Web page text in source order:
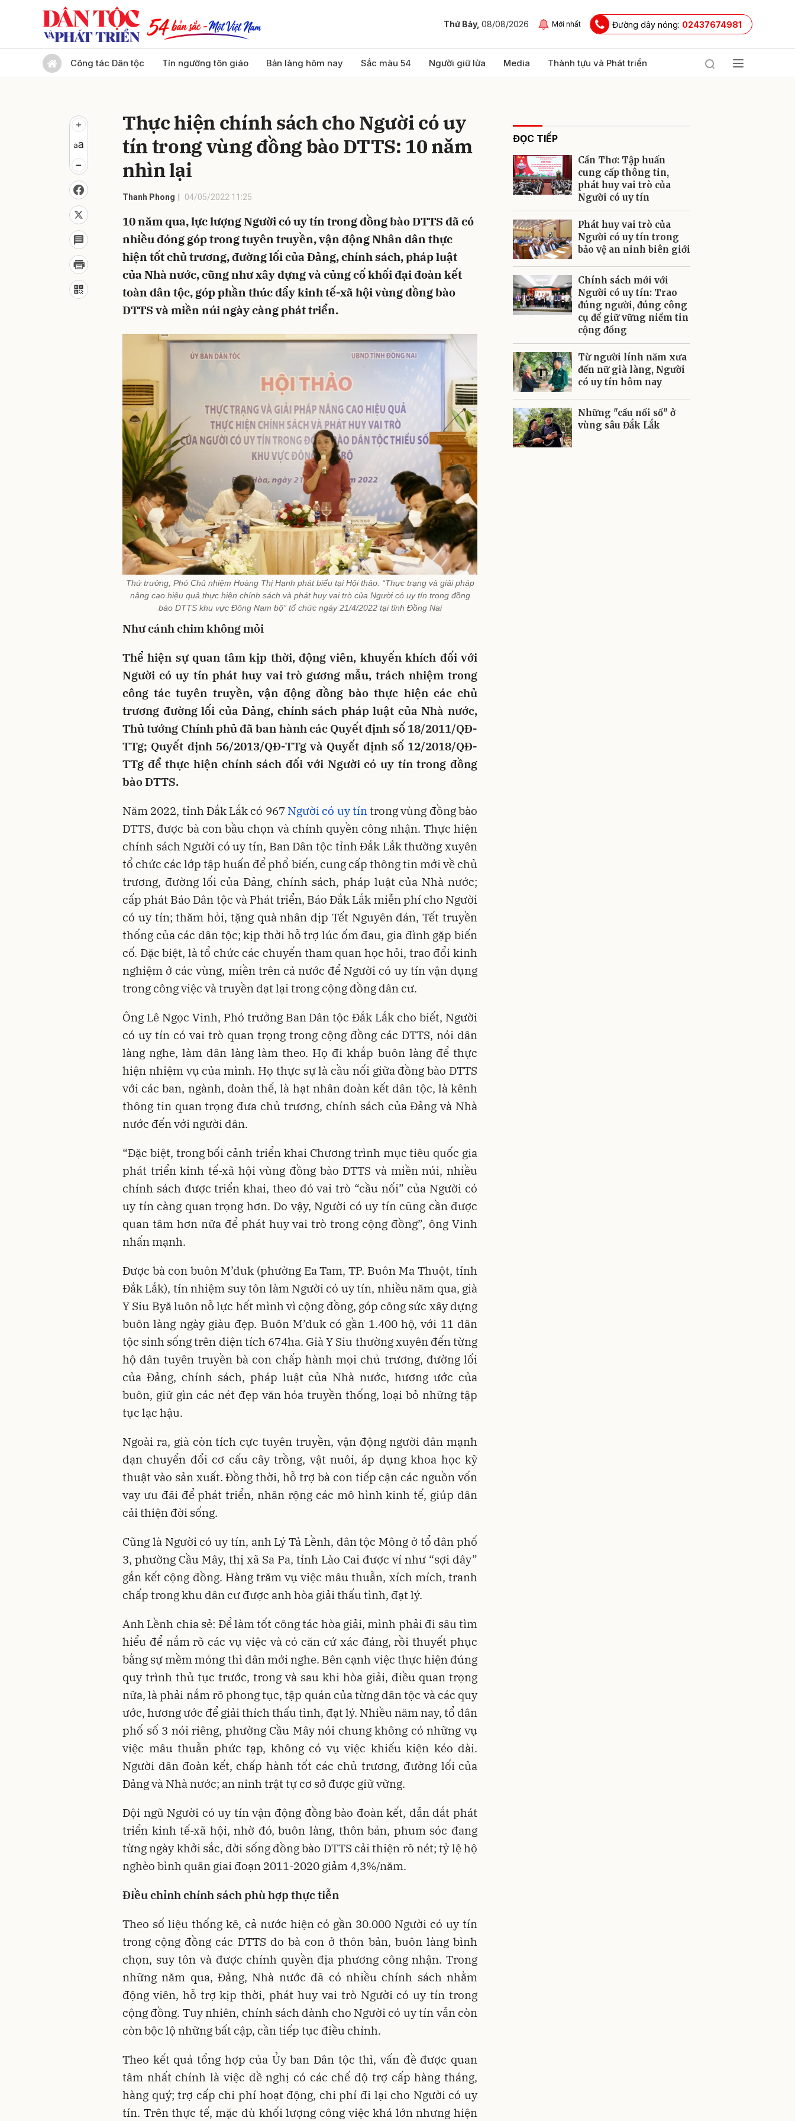
Thứ Bảy, 08/08/2026 Mới nhất Đường dây nóng: 02437674981
Công tác Dân tộc Tín ngưỡng tôn giáo Bản làng hôm nay Sắc màu 54 Người giữ lửa Media Thành tựu và Phát triển
Thực hiện chính sách cho Người có uy
tín trong vùng đồng bào DTTS: 10 năm
nhìn lại
Thanh Phong 04/05/2022 11:25
10 năm qua, lực lượng Người có uy tín trong đồng bào DTTS đã có
nhiều đóng góp trong tuyên truyền, vận động Nhân dân thực
hiện tốt chủ trương, đường lối của Đảng, chính sách, pháp luật
của Nhà nước, cũng như xây dựng và củng cố khối đại đoàn kết
toàn dân tộc, góp phần thúc đẩy kinh tế-xã hội vùng đồng bào
DTTS và miền núi ngày càng phát triển.
Thứ trưởng, Phó Chủ nhiệm Hoàng Thị Hạnh phát biểu tại Hội thảo: “Thực trạng và giải pháp
nâng cao hiệu quả thực hiện chính sách và phát huy vai trò của Người có uy tín trong đồng
bào DTTS khu vực Đông Nam bộ” tổ chức ngày 21/4/2022 tại tỉnh Đồng Nai
Như cánh chim không mỏi
Thể hiện sự quan tâm kịp thời, động viên, khuyến khích đối với
Người có uy tín phát huy vai trò gương mẫu, trách nhiệm trong
công tác tuyên truyền, vận động đồng bào thực hiện các chủ
trương đường lối của Đảng, chính sách pháp luật của Nhà nước,
Thủ tướng Chính phủ đã ban hành các Quyết định số 18/2011/QĐ-
TTg; Quyết định 56/2013/QĐ-TTg và Quyết định số 12/2018/QĐ-
TTg để thực hiện chính sách đối với Người có uy tín trong đồng
bào DTTS.
Năm 2022, tỉnh Đắk Lắk có 967 Người có uy tíntrong vùng đồng bào
DTTS, được bà con bầu chọn và chính quyền công nhận. Thực hiện
chính sách Người có uy tín, Ban Dân tộc tỉnh Đắk Lắk thường xuyên
tổ chức các lớp tập huấn để phổ biến, cung cấp thông tin mới về chủ
trương, đường lối của Đảng, chính sách, pháp luật của Nhà nước;
cấp phát Báo Dân tộc và Phát triển, Báo Đắk Lắk miễn phí cho Người
có uy tín; thăm hỏi, tặng quà nhân dịp Tết Nguyên đán, Tết truyền
thống của các dân tộc; kịp thời hỗ trợ lúc ốm đau, gia đình gặp biến
cố. Đặc biệt, là tổ chức các chuyến tham quan học hỏi, trao đổi kinh
nghiệm ở các vùng, miền trên cả nước để Người có uy tín vận dụng
trong công việc và truyền đạt lại trong cộng đồng dân cư.
Ông Lê Ngọc Vinh, Phó trưởng Ban Dân tộc Đắk Lắk cho biết, Người
có uy tín có vai trò quan trọng trong cộng đồng các DTTS, nói dân
làng nghe, làm dân làng làm theo. Họ đi khắp buôn làng để thực
hiện nhiệm vụ của mình. Họ thực sự là cầu nối giữa đồng bào DTTS
với các ban, ngành, đoàn thể, là hạt nhân đoàn kết dân tộc, là kênh
thông tin quan trọng đưa chủ trương, chính sách của Đảng và Nhà
nước đến với người dân.
“Đặc biệt, trong bối cảnh triển khai Chương trình mục tiêu quốc gia
phát triển kinh tế-xã hội vùng đồng bào DTTS và miền núi, nhiều
chính sách được triển khai, theo đó vai trò “cầu nối” của Người có
uy tín càng quan trọng hơn. Do vậy, Người có uy tín cũng cần được
quan tâm hơn nữa để phát huy vai trò trong cộng đồng”, ông Vinh
nhấn mạnh.
Được bà con buôn M’duk (phường Ea Tam, TP. Buôn Ma Thuột, tỉnh
Đắk Lắk), tín nhiệm suy tôn làm Người có uy tín, nhiều năm qua, già
Y Siu Byă luôn nỗ lực hết mình vì cộng đồng, góp công sức xây dựng
buôn làng ngày giàu đẹp. Buôn M’duk có gần 1.400 hộ, với 11 dân
tộc sinh sống trên diện tích 674ha. Già Y Siu thường xuyên đến từng
hộ dân tuyên truyền bà con chấp hành mọi chủ trương, đường lối
của Đảng, chính sách, pháp luật của Nhà nước, hương ước của
buôn, giữ gìn các nét đẹp văn hóa truyền thống, loại bỏ những tập
tục lạc hậu.
Ngoài ra, già còn tích cực tuyên truyền, vận động người dân mạnh
dạn chuyển đổi cơ cấu cây trồng, vật nuôi, áp dụng khoa học kỹ
thuật vào sản xuất. Đồng thời, hỗ trợ bà con tiếp cận các nguồn vốn
vay ưu đãi để phát triển, nhân rộng các mô hình kinh tế, giúp dân
cải thiện đời sống.
Cũng là Người có uy tín, anh Lý Tả Lềnh, dân tộc Mông ở tổ dân phố
3, phường Cầu Mây, thị xã Sa Pa, tỉnh Lào Cai được ví như “sợi dây”
gắn kết cộng đồng. Hàng trăm vụ việc mâu thuẫn, xích mích, tranh
chấp trong khu dân cư được anh hòa giải thấu tình, đạt lý.
Anh Lềnh chia sẻ: Để làm tốt công tác hòa giải, mình phải đi sâu tìm
hiểu để nắm rõ các vụ việc và có căn cứ xác đáng, rồi thuyết phục
bằng sự mềm mỏng thì dân mới nghe. Bên cạnh việc thực hiện đúng
quy trình thủ tục trước, trong và sau khi hòa giải, điều quan trọng
nữa, là phải nắm rõ phong tục, tập quán của từng dân tộc và các quy
ước, hương ước để giải thích thấu tình, đạt lý. Nhiều năm nay, tổ dân
phố số 3 nói riêng, phường Cầu Mây nói chung không có những vụ
việc mâu thuẫn phức tạp, không có vụ việc khiếu kiện kéo dài.
Người dân đoàn kết, chấp hành tốt các chủ trương, đường lối của
Đảng và Nhà nước; an ninh trật tự cơ sở được giữ vững.
Đội ngũ Người có uy tín vận động đồng bào đoàn kết, dẫn dắt phát
triển kinh tế-xã hội, nhờ đó, buôn làng, thôn bản, phum sóc đang
từng ngày khởi sắc, đời sống đồng bào DTTS cải thiện rõ nét; tỷ lệ hộ
nghèo bình quân giai đoạn 2011-2020 giảm 4,3%/năm.
Điều chỉnh chính sách phù hợp thực tiễn
Theo số liệu thống kê, cả nước hiện có gần 30.000 Người có uy tín
trong cộng đồng các DTTS do bà con ở thôn bản, buôn làng bình
chọn, suy tôn và được chính quyền địa phương công nhận. Trong
những năm qua, Đảng, Nhà nước đã có nhiều chính sách nhằm
động viên, hỗ trợ kịp thời, phát huy vai trò Người có uy tín trong
cộng đồng. Tuy nhiên, chính sách dành cho Người có uy tín vẫn còn
còn bộc lộ những bất cập, cần tiếp tục điều chỉnh.
Theo kết quả tổng hợp của Ủy ban Dân tộc thì, vấn đề được quan
tâm nhất chính là việc đề nghị có các chế độ trợ cấp hàng tháng,
hàng quý; trợ cấp chi phí hoạt động, chi phí đi lại cho Người có uy
tín. Trên thực tế, mặc dù khối lượng công việc khá lớn nhưng hiện
ĐỌC TIẾP
Cần Thơ: Tập huấn
cung cấp thông tin,
phát huy vai trò của
Người có uy tín
Phát huy vai trò của
Người có uy tín trong
bảo vệ an ninh biên giới
Chính sách mới với
Người có uy tín: Trao
đúng người, đúng công
cụ để giữ vững niềm tin
cộng đồng
Từ người lính năm xưa
đến nữ già làng, Người
có uy tín hôm nay
Những "cầu nối số" ở
vùng sâu Đắk Lắk
Gửi bình luận
Gửi